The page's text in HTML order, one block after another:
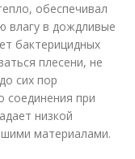
обеспечивал
влагу в дождливые
бактерицидных
плесени, не
сих пор
соединения при
низкой
материалами.